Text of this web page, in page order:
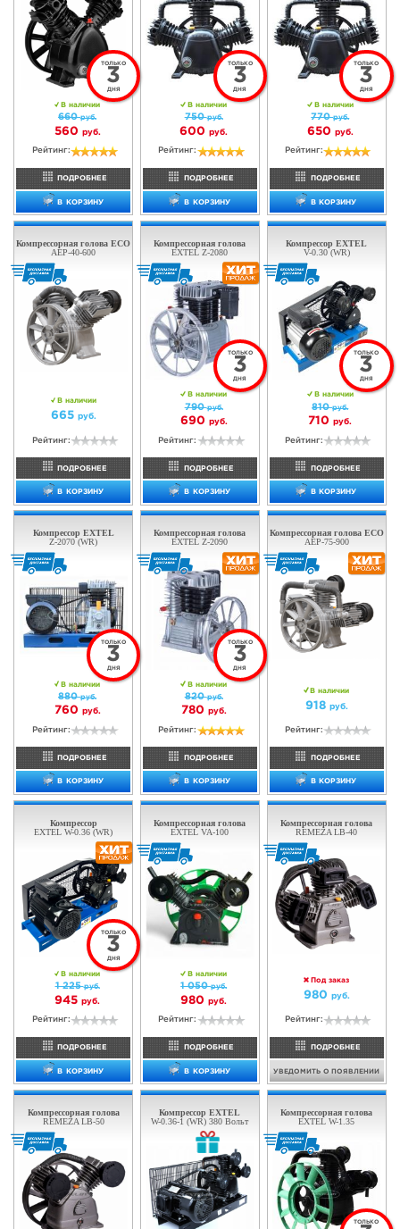
Нет в наличии
368 руб.
Рейтинг:
ПОДРОБНЕЕ
УВЕДОМИТЬ О ПОЯВЛЕНИИ
В наличии
365руб.
320 руб.
Рейтинг:
ПОДРОБНЕЕ
В КОРЗИНУ
Компрессорная голова
LB-1300 (WR)
В наличии
350руб.
Рейтинг:
ПОДРОБНЕЕ
В КОРЗИНУ
Компрессорная голова
EXTEL Z-2070
ТОЛЬКО
ДНЯ
В наличии
420руб.
355руб.
Рейтинг:
ПОДРОБНЕЕ
В КОРЗИНУ
Компрессор
EXTEL ZVA-50 (WR)
Нет в наличии
400 руб.
Рейтинг:
ПОДРОБНЕЕ
УВЕДОМИТЬ О ПОЯВЛЕНИИ
Компрессорная голова
EXTEL LB-1600 (WR)
В наличии
403руб.
Рейтинг:
ПОДРОБНЕЕ
Компрессорная голова
Компрессорная голова
EXTEL V-0.48